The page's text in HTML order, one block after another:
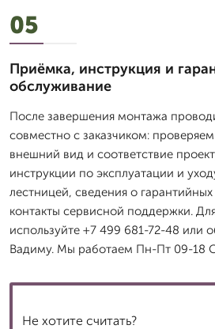
05
Приёмка, инструкция и
обслуживание
После завершения монтажа
совместно с заказчиком:
внешний вид и соответствие
инструкции по эксплуатации и
лестницей, сведения о гарантийных
контакты сервисной поддержки.
используйте +7 499 681-72-48 или
Вадиму. Мы работаем Пн-Пт 09-18
Не хотите считать?